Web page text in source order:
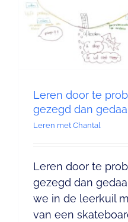
Leren door te
gezegd dan
Leren met Chantal
Leren door te
gezegd dan
we in de leerkuil
van een